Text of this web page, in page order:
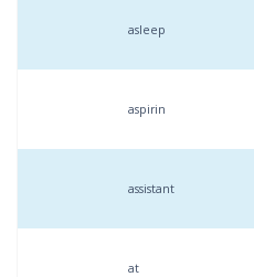
asleep
aspirin
assistant
at